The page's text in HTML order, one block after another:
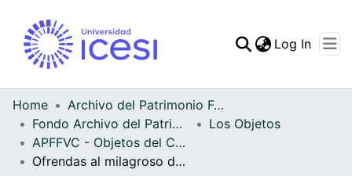
Statistics
Log In
Home
Archivo del Patrimonio Fotográfico y Fílmico del Valle del Cauca
Fondo Archivo del Patrimonio Fotográfico y Fílmico del Valle del Cauca
Los Objetos
APFFVC - Objetos del Culto - Patrimonial
Ofrendas al milagroso de Buga